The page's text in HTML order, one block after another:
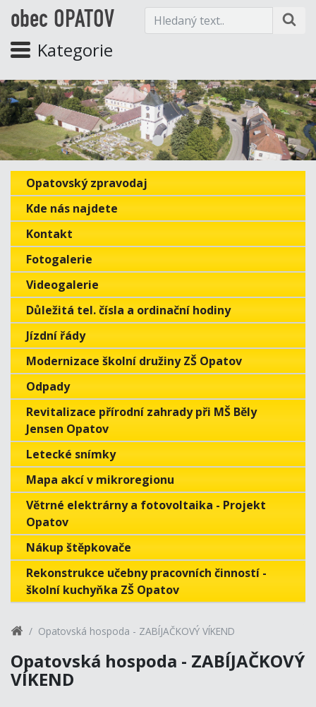
obec OPATOV
Kategorie
Opatovský zpravodaj
Kde nás najdete
Kontakt
Fotogalerie
Videogalerie
Důležitá tel. čísla a ordinační hodiny
Jízdní řády
Modernizace školní družiny ZŠ Opatov
Odpady
Revitalizace přírodní zahrady při MŠ Běly
Jensen Opatov
Letecké snímky
Mapa akcí v mikroregionu
Větrné elektrárny a fotovoltaika - Projekt
Opatov
Nákup štěpkovače
Rekonstrukce učebny pracovních činností -
školní kuchyňka ZŠ Opatov
Opatovská hospoda - ZABÍJAČKOVÝ VÍKEND
Opatovská hospoda - ZABÍJAČKOVÝ
VÍKEND